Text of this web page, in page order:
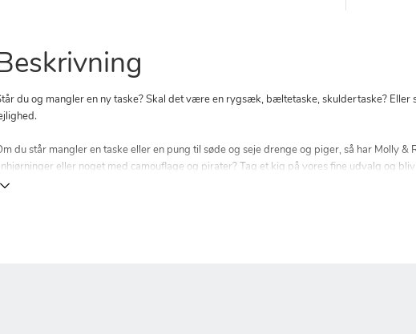
du og mangler en ny taske? Skal det være en rygsæk, bæltetaske, skuldertaske? Eller
du står mangler en taske eller en pung til søde og seje drenge og piger, så har Molly
eller noget med camouflage og pirater? Tag et kig på vores fine udvalg og bliv